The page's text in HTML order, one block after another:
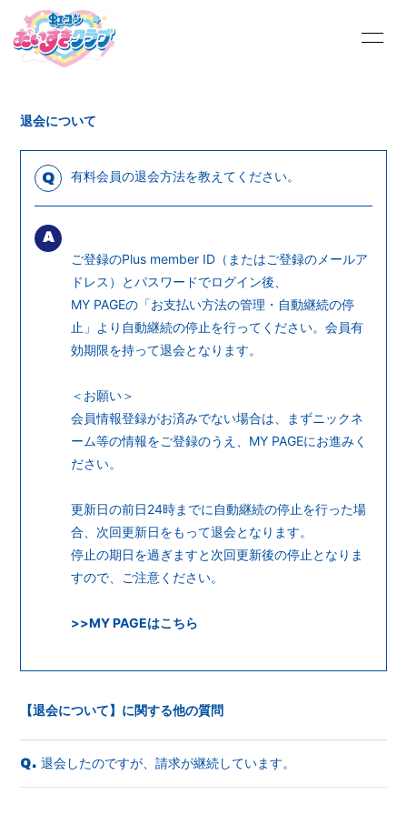
PROFILE
にじこん絵日記 虹フォトギャラリー
OFFICIAL SITE
退会について
Q 有料会員の退会方法を教えてください。
A
ご登録のPlus member ID（またはご登録のメールア
ドレス）とパスワードでログイン後、
MY PAGEの「お支払い方法の管理・自動継続の停
止」より自動継続の停止を行ってください。会員有
効期限を持って退会となります。
＜お願い＞
会員情報登録がお済みでない場合は、まずニックネ
ーム等の情報をご登録のうえ、MY PAGEにお進みく
ださい。
更新日の前日24時までに自動継続の停止を行った場
合、次回更新日をもって退会となります。
停止の期日を過ぎますと次回更新後の停止となりま
すので、ご注意ください。
>>MY PAGEはこちら
【退会について】に関する他の質問
Q. 退会したのですが、請求が継続しています。